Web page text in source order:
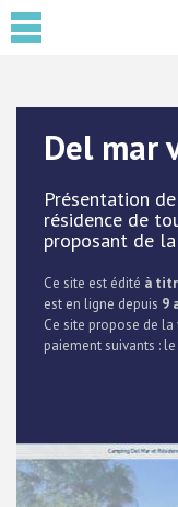
Del mar
Présentation
résidence de
proposant de
Ce site est édité à
est en ligne depuis 9
Ce site propose de
paiement suivants :